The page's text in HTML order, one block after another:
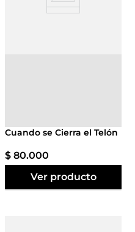
Cuando se Cierra el Telón
$ 80.000
Ver producto